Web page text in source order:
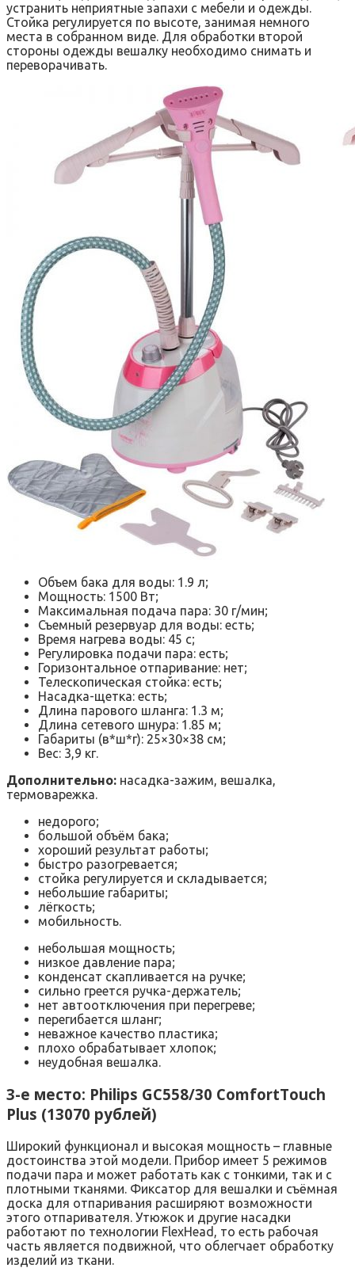
устранить неприятные запахи с мебели и одежды.
Стойка регулируется по высоте, занимая немного
места в собранном виде. Для обработки второй
стороны одежды вешалку необходимо снимать и
переворачивать.
Объем бака для воды: 1.9 л;
Мощность: 1500 Вт;
Максимальная подача пара: 30 г/мин;
Съемный резервуар для воды: есть;
Время нагрева воды: 45 с;
Регулировка подачи пара: есть;
Горизонтальное отпаривание: нет;
Телескопическая стойка: есть;
Насадка-щетка: есть;
Длина парового шланга: 1.3 м;
Длина сетевого шнура: 1.85 м;
Габариты (в*ш*г): 25×30×38 см;
Вес: 3,9 кг.
Дополнительно: насадка-зажим, вешалка,
термоварежка.
недорого;
большой объём бака;
хороший результат работы;
быстро разогревается;
стойка регулируется и складывается;
небольшие габариты;
лёгкость;
мобильность.
небольшая мощность;
низкое давление пара;
конденсат скапливается на ручке;
сильно греется ручка-держатель;
нет автоотключения при перегреве;
перегибается шланг;
неважное качество пластика;
плохо обрабатывает хлопок;
неудобная вешалка.
3-е место: Philips GC558/30 ComfortTouch
Plus (13070 рублей)
Широкий функционал и высокая мощность – главные
достоинства этой модели. Прибор имеет 5 режимов
подачи пара и может работать как с тонкими, так и с
плотными тканями. Фиксатор для вешалки и съёмная
доска для отпаривания расширяют возможности
этого отпаривателя. Утюжок и другие насадки
работают по технологии FlexHead, то есть рабочая
часть является подвижной, что облегчает обработку
изделий из ткани.